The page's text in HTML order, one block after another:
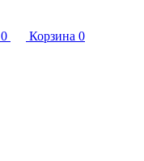
0 Корзина 0